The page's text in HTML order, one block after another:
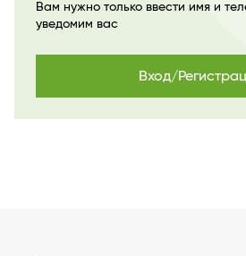
Вам нужно только ввести имя и
уведомим вас
Вход/